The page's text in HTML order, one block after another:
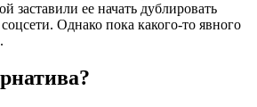
заставили ее начать дублировать
Однако пока какого-то явного